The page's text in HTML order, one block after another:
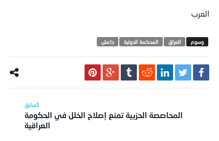
العرب
العراق المحكمة الدولية داعش
المحاصصة الحزبية تمنع إصلاح الخلل في الحكومة
العراقية